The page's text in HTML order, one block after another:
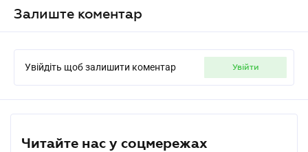
Залиште коментар
Увійдіть щоб залишити коментар увійти
Читайте нас у соцмережах